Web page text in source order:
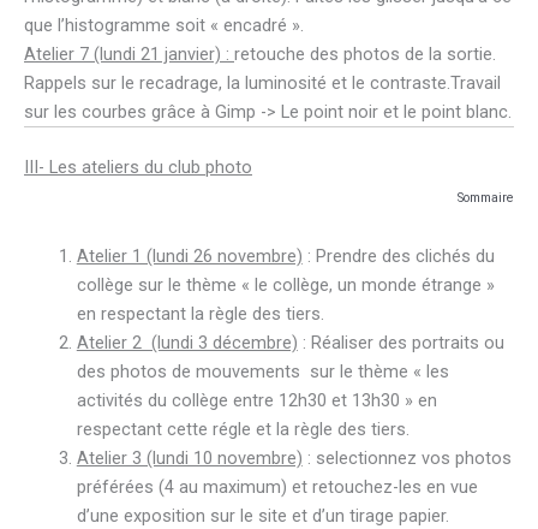
que l’histogramme soit « encadré ».
Atelier 7 (lundi 21 janvier) : retouche des photos de la sortie.
Rappels sur le recadrage, la luminosité et le contraste.Travail
sur les courbes grâce à Gimp -> Le point noir et le point blanc.
III- Les ateliers du club photo
Sommaire
Atelier 1 (lundi 26 novembre) : Prendre des clichés du
collège sur le thème « le collège, un monde étrange »
en respectant la règle des tiers.
Atelier 2 (lundi 3 décembre) : Réaliser des portraits ou
des photos de mouvements sur le thème « les
activités du collège entre 12h30 et 13h30 » en
respectant cette régle et la règle des tiers.
Atelier 3 (lundi 10 novembre) : selectionnez vos photos
préférées (4 au maximum) et retouchez-les en vue
d’une exposition sur le site et d’un tirage papier.